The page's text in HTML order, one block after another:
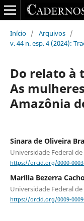
Início / Arquivos /
v. 44 n. esp. 4 (2024):
Do relato à
As
Amazônia
Sinara de Oliveira
Universidade Federal
https://orcid.org/0000-
Marília Bezerra Cacho
Universidade Federal
https://orcid.org/0009-